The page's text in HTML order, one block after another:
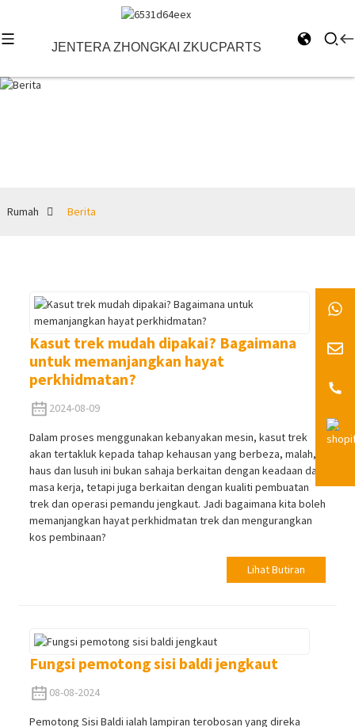
JENTERA ZHONGKAI ZKUCPARTS
Rumah Berita
Kasut trek mudah dipakai? Bagaimana
untuk memanjangkan hayat
perkhidmatan?
2024-08-09
Dalam proses menggunakan kebanyakan mesin, kasut trek
akan tertakluk kepada tahap kehausan yang berbeza, malah,
haus dan lusuh ini bukan sahaja berkaitan dengan keadaan dan
masa kerja, tetapi juga berkaitan dengan kualiti pembuatan
trek dan operasi pemandu jengkaut. Jadi bagaimana kita boleh
memanjangkan hayat perkhidmatan trek dan mengurangkan
kos pembinaan?
Lihat Butiran
Fungsi pemotong sisi baldi jengkaut
08-08-2024
Pemotong Sisi Baldi ialah lampiran terobosan yang direka